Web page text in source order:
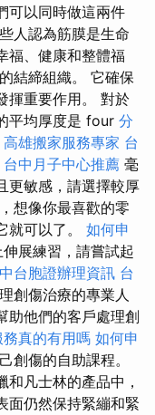
可以同時做這兩件
人認為筋膜是生命
福、健康和整體福
結締組織。 它確保
揮重要作用。 對於
平均厚度是 four 分
高雄搬家服務專家 台
台中月子中心推薦 毫
更敏感，請選擇較厚
想像你最喜歡的零
就可以了。 如何申
展練習，請嘗試起
台胞證辦理資訊 台
創傷治療的專業人
助他們的客戶處理創
真的有用嗎 如何申
創傷的自助課程。
凡士林的產品中，
面仍然保持緊繃和緊